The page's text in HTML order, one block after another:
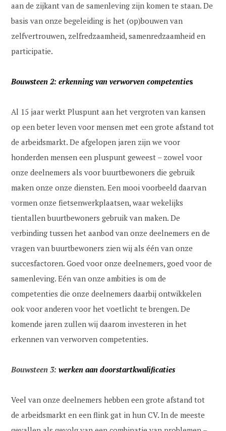
aan de zijkant van de samenleving zijn komen te staan. De
basis van onze begeleiding is het (op)bouwen van
zelfvertrouwen, zelfredzaamheid, samenredzaamheid en
participatie.
Bouwsteen 2: erkenning van verworven competenties
Al 15 jaar werkt Pluspunt aan het vergroten van kansen
op een beter leven voor mensen met een grote afstand tot
de arbeidsmarkt. De afgelopen jaren zijn we voor
honderden mensen een pluspunt geweest – zowel voor
onze deelnemers als voor buurtbewoners die gebruik
maken onze onze diensten. Een mooi voorbeeld daarvan
vormen onze fietsenwerkplaatsen, waar wekelijks
tientallen buurtbewoners gebruik van maken. De
verbinding tussen het aanbod van onze deelnemers en de
vragen van buurtbewoners zien wij als één van onze
succesfactoren. Goed voor onze deelnemers, goed voor de
samenleving. Eén van onze ambities is om de
competenties die onze deelnemers daarbij ontwikkelen
ook voor anderen voor het voetlicht te brengen. De
komende jaren zullen wij daarom investeren in het
erkennen van verworven competenties.
Bouwsteen 3:werken aan doorstartkwalificaties
Veel van onze deelnemers hebben een grote afstand tot
de arbeidsmarkt en een flink gat in hun CV. In de meeste